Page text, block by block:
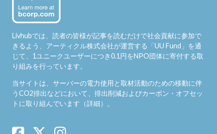
Livhubでは、読者の皆様が記事を読むだけで社会貢献に参加で
きるよう、アーティクル株式会社が運営する「UU Fund 」を通
じて、1ユニークユーザーにつき0.1円をNPO団体に寄付する取
り組みを行っています。
当サイトは、サーバーの電力使用と取材活動のための移動に伴
うCO2排出などにおいて、排出削減およびカーボン・オフセッ
トに取り組んでいます（詳細）。